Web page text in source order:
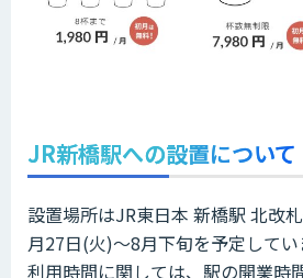
JR新橋駅への設置について
設置場所はJR東日本 新橋駅 北改
月27日(火)～8月下旬を予定してい
利用時間に関しては、駅の開業時